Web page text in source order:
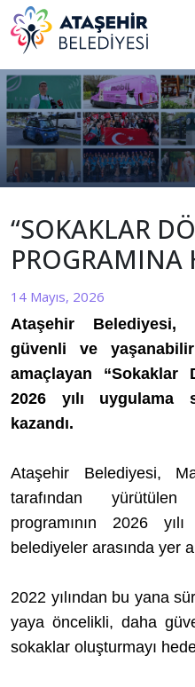
“SOKAKLAR
PROGRAMINA
14 Mayıs, 2026
Ataşehir Belediyesi,
güvenli ve
amaçlayan “Sokaklar
2026 yılı uygulama
kazandı.
Ataşehir Belediyesi,
tarafından yürütülen
programının 2026
belediyeler arasında yer
2022 yılından bu yana
yaya öncelikli, daha
sokaklar oluşturmayı